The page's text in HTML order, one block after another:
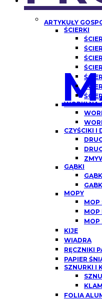
ARTYKUŁY
ŚCIERKI
WORKI NA
CZYŚCIKI I
GĄBKI
MOPY
MOP
MOP
MOP
KIJE
WIADRA
RĘCZNIKI
PAPIER
SZNURKI I
FOLIA